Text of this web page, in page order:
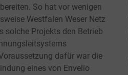
So hat vor wenigen
Westfalen Weser Netz
solche Projekts den Betrieb
dafür war die
eines von Envelio